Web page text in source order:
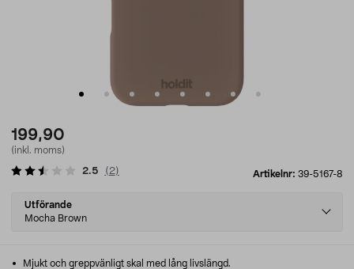
199,90
(inkl. moms)
Artikelnr: 39-5167-8
2.5 ( 2)
Select
variant
Utförande
Mocha Brown
Mjukt och greppvänligt skal med lång livslängd.